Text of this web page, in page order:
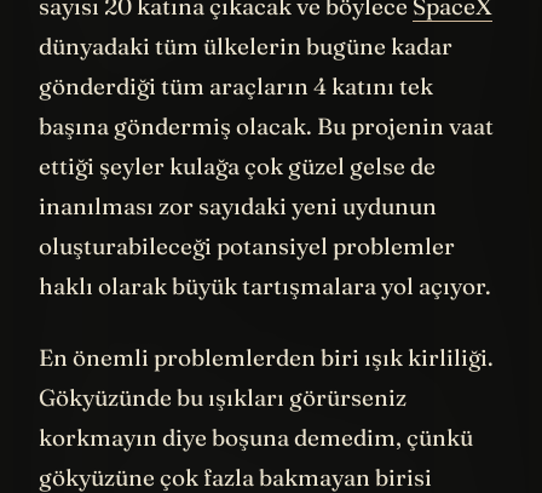
sayısı 20 katına çıkacak ve böyleceSpaceX
dünyadaki tüm ülkelerin bugüne kadar
gönderdiği tüm araçların 4 katını tek
başına göndermiş olacak. Bu projenin vaat
ettiği şeyler kulağa çok güzel gelse de
inanılması zor sayıdaki yeni uydunun
oluşturabileceği potansiyel problemler
En önemli problemlerden biri ışık kirliliği.
Gökyüzünde bu ışıkları görürseniz
korkmayın diye boşuna demedim, çünkü